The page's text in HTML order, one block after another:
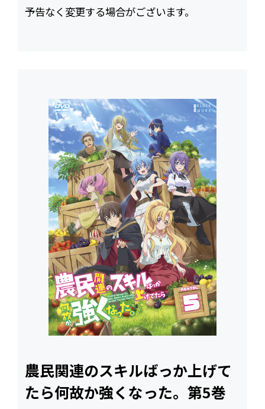
予告なく変更する場合がございます。
農民関連のスキルばっか上げて
たら何故か強くなった。第5巻